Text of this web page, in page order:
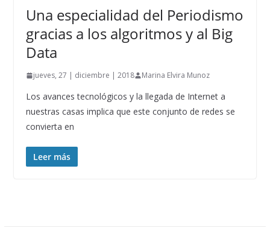
Una especialidad del Periodismo
gracias a los algoritmos y al Big
Data
jueves, 27 | diciembre | 2018 Marina Elvira Munoz
Los avances tecnológicos y la llegada de Internet a
nuestras casas implica que este conjunto de redes se
convierta en
Leer más